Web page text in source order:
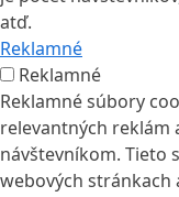
atď.
Reklamné
Reklamné
Reklamné súbory
relevantných reklám
návštevníkom. Tieto
webových